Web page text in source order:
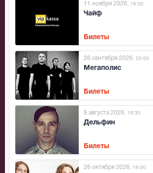
Чайф
11 ноября 2026 , 19:00
Билеты
Мегаполис
26 сентября 2026 , 20:00
Билеты
Дельфин
8 августа 2026 , 19:30
Билеты
26 октября 2026 , 19:00